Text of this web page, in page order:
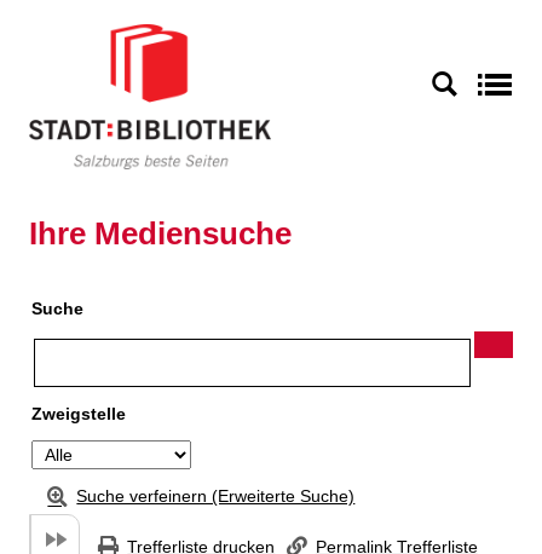
Ihre Mediensuche
Suche
Zweigstelle
Suche verfeinern (Erweiterte Suche)
Trefferliste drucken
Permalink Trefferliste